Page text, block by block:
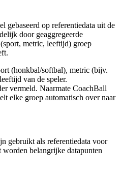
gebaseerd op referentiedata uit de
door geaggregeerde
metric, leeftijd) groep
(honkbal/softbal), metric (bijv.
van de speler.
vermeld. Naarmate CoachBall
elke groep automatisch over naar
gebruikt als referentiedata voor
worden belangrijke datapunten